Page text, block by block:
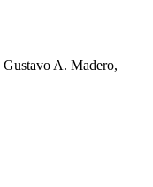
A. Madero,